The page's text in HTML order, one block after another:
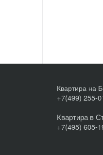
Квартира на
+7(499) 255-
Квартира в
+7(495) 605-